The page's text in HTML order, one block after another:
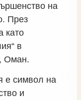
на
През
като
в
Оман.
е символ на
и